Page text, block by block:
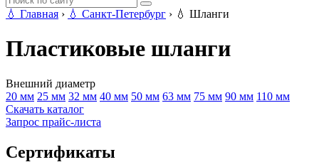
💧 Главная › 💧 Санкт-Петербург › 💧 Шланги
Пластиковые шланги
Внешний диаметр
20 мм 25 мм 32 мм 40 мм 50 мм 63 мм 75 мм 90 мм 110 мм
Скачать каталог
Запрос прайс-листа
Сертификаты